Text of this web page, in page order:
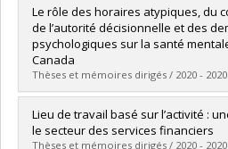
Graduate :El Kholti, Rim
Cycle :Doctoral
Grade :Ph. D.
Lien vers le document dans Papyrus
Le rôle des horaires atypiques, du
de l’autorité décisionnelle et des
psychologiques sur la santé
Canada
Thèses et mémoires dirigés / 2020 - 2020
Graduate :Dalexis, Rose D.
Cycle :Master's
Grade :M. Sc.
Lieu de travail basé sur l’activité :
le secteur des services financiers
Thèses et mémoires dirigés / 2020 - 2020